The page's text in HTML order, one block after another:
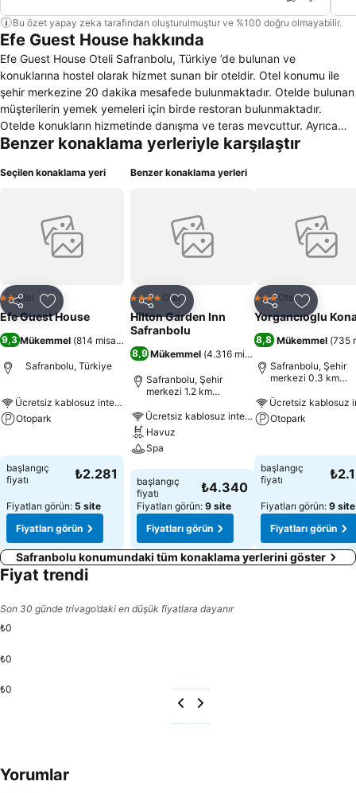
Bu özet yapay zeka tarafından oluşturulmuştur ve %100 doğru olmayabilir.
Efe Guest House hakkında
Efe Guest House Oteli Safranbolu, Türkiye ’de bulunan ve
konuklarına hostel olarak hizmet sunan bir oteldir. Otel konumu ile
şehir merkezine 20 dakika mesafede bulunmaktadır. Otelde bulunan
müşterilerin yemek yemeleri için birde restoran bulunmaktadır.
Otelde konukların hizmetinde danışma ve teras mevcuttur. Ayrıca
içecek servisi yapılan ve günlük gazetelerin bulunduğu bir otel lobisi
otopark bulunmaktadır. Otel konuklarının faydalanabilmesi için
ısıtmanın yanı sıra zaman geçirebileceğiniz bir çok kanala sahip olan
bir televizyon da bulunmaktadır. Duş ve özel banyo malzemelerinin
bulunduğu bir banyo da mevcuttur. Ayrıca çocuk yatağı ve açılabilir
Otelde konaklayan ve sigara kullanmayan misafirler için özel odalar
mevcuttur. Hayvan sever müşteriler için evcil hayvalar da girebilir.
Benzer konaklama yerleriyle karşılaştır
Seçilen konaklama yeri
Paylaş Favorilerime ekle
2 Yıldız
Otel
Efe Guest House
9,3Mükemmel (814 misafir puanı
Safranbolu, Türkiye
Ücretsiz kablosuz internet
Otopark
başlangıç
fiyatı
₺2.281
Fiyatları görün: 5 site
Fiyatları görün
Benzer konaklama yerleri
Paylaş Favorilerime ekle
4 Yıldız Otel
Hilton Garden Inn
Safranbolu
8,9 Mükemmel (4.316 misafir puanı
Safranbolu, Şehir
merkezi 1.2 km
Ücretsiz kablosuz internet
Havuz
Spa
Fiyatları görün
başlangıç
fiyatı
₺4.340
Fiyatları görün: 9 site
Fiyatları görün
Paylaş
3 YıldızOtel
Yorgancıoglu
8,8 Mükemmel (735
Safranbolu, Şehir
merkezi 0.3 km
Otopark
başlangıç
fiyatı
Fiyatları görün: 9 site
Fiyatları görün
Safranbolu konumundaki tüm konaklama yerlerini göster
Fiyat trendi
Son 30 günde trivago’daki en düşük fiyatlara dayanır
₺0
₺0
₺0
Yorumlar